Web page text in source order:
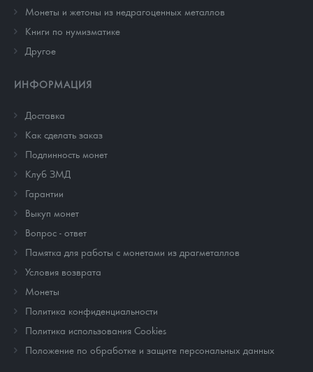
Монеты и жетоны из недрагоценных металлов
Книги по нумизматике
Другое
ИНФОРМАЦИЯ
Доставка
Как сделать заказ
Подлинность монет
Клуб ЗМД
Гарантии
Выкуп монет
Вопрос - ответ
Памятка для работы с монетами из драгметаллов
Условия возврата
Монеты
Политика конфиденциальности
Политика использования Cookies
Положение по обработке и защите персональных данных